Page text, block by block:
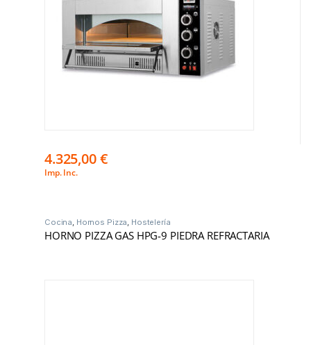
4.325,00€
Imp. Inc.
Cocina Hornos Pizza Hostelería
HORNO PIZZA GAS HPG-9 PIEDRA REFRACTARIA